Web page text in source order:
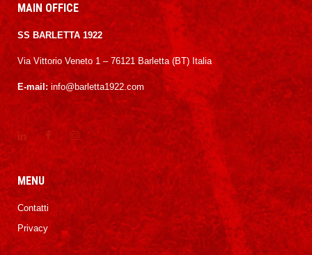
MAIN OFFICE
SS BARLETTA 1922
Via Vittorio Veneto 1 – 76121 Barletta (BT) Italia
E-mail: info@barletta1922.com
MENU
Contatti
Privacy